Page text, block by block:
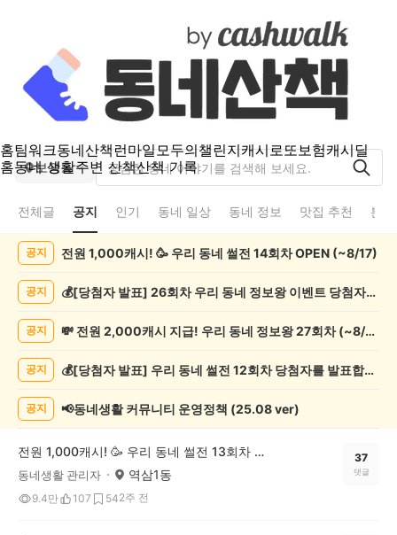
홈팀워크동네산책런마일모두의챌린지캐시로또보험캐시딜
홈동네 생활주변 산책산책 기록
보광동
전체글 공지 인기 동네 일상 동네 정보 맛집 추천 분
공지 전원 1,000캐시! 🥳 우리 동네 썰전 14회차 OPEN (~8/17)
공지 💰[당첨자 발표] 26회차 우리 동네 정보왕 이벤트 당첨자를 발표합니다!
공지 💸 전원 2,000캐시 지급! 우리 동네 정보왕 27회차 (~8/10)
공지 💰[당첨자 발표] 우리 동네 썰전 12회차 당첨자를 발표합니다!
공지 📢동네생활 커뮤니티 운영정책 (25.08 ver)
전원 1,000캐시! 🥳 우리 동네 썰전 13회차 OPEN (~8/3)
동네생활 관리자 역삼1동
9.4만 107 542주 전
37
댓글